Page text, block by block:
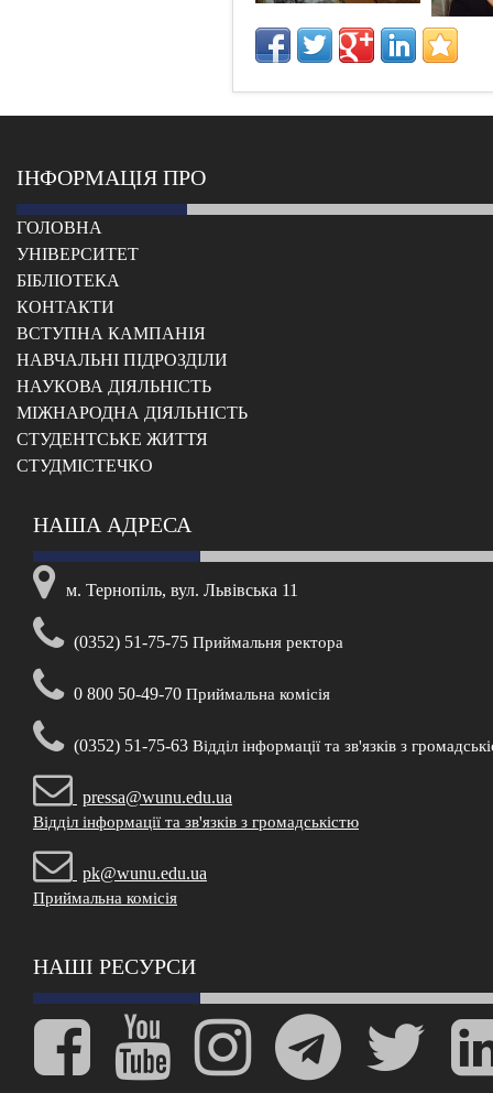
ІНФОРМАЦІЯ ПРО
ГОЛОВНА
УНІВЕРСИТЕТ
БІБЛІОТЕКА
КОНТАКТИ
ВСТУПНА КАМПАНІЯ
НАВЧАЛЬНІ ПІДРОЗДІЛИ
НАУКОВА ДІЯЛЬНІСТЬ
МІЖНАРОДНА ДІЯЛЬНІСТЬ
CТУДЕНТСЬКЕ ЖИТТЯ
CТУДМІСТЕЧКО
НАША АДРЕСА
м. Тернопіль, вул. Львівська 11
(0352) 51-75-75 Приймальня ректора
0 800 50-49-70 Приймальна комісія
(0352) 51-75-63 Відділ інформації та зв'язків з
pressa@wunu.edu.ua
Відділ інформації та зв'язків з громадськістю
pk@wunu.edu.ua
Приймальна комісія
НАШІ РЕСУРСИ